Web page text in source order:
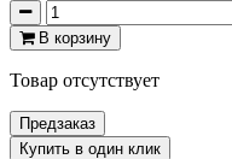
В корзину
Товар отсутствует
Предзаказ
Купить в один клик